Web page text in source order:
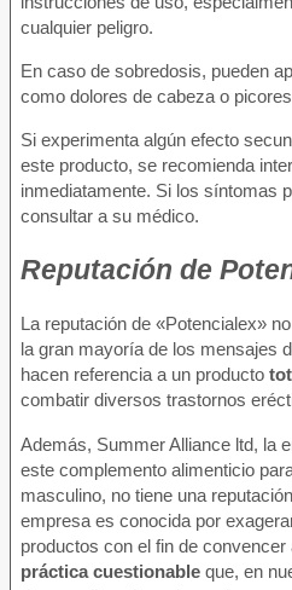
cualquier peligro.
En caso de sobredosis, pueden
como dolores de cabeza o
Si experimenta algún efecto
este producto, se recomienda
inmediatamente. Si los síntomas
consultar a su médico.
Reputación de
La reputación de «Potencialex»
la gran mayoría de los mensajes
hacen referencia a un producto
combatir diversos trastornos
Además, Summer Alliance ltd, la
este complemento alimenticio
masculino, no tiene una
empresa es conocida por
productos con el fin de
práctica cuestionable que, en